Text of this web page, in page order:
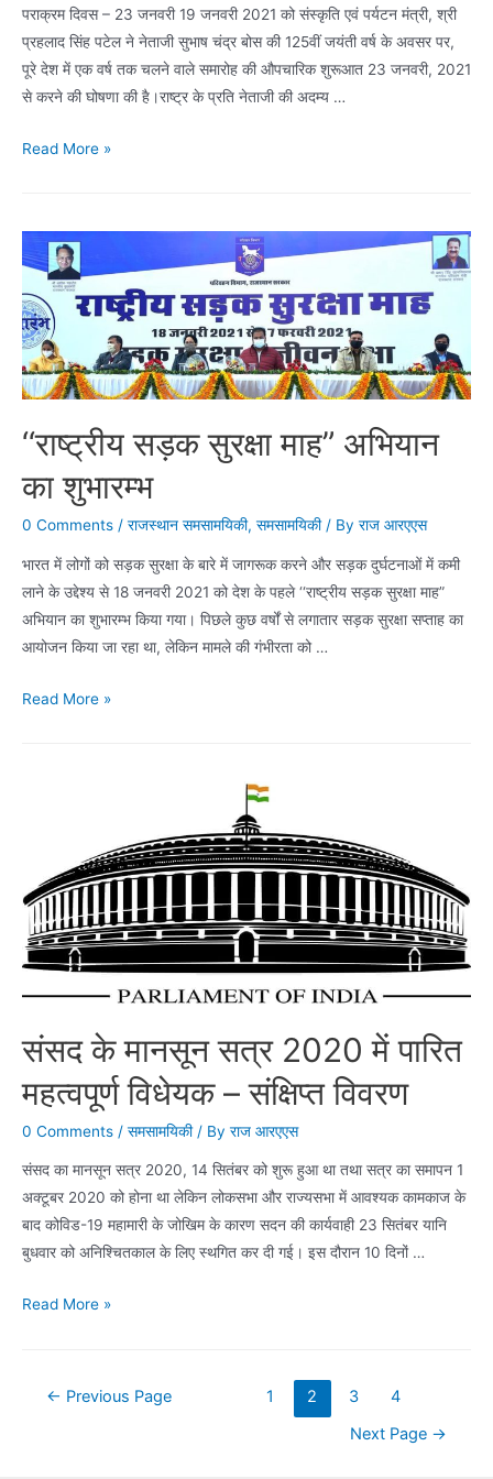
पराक्रम दिवस – 23 जनवरी 19 जनवरी 2021 को संस्कृति एवं पर्यटन मंत्री, श्री
प्रहलाद सिंह पटेल ने नेताजी सुभाष चंद्र बोस की 125वीं जयंती वर्ष के अवसर पर,
पूरे देश में एक वर्ष तक चलने वाले समारोह की औपचारिक शुरूआत 23 जनवरी, 2021
से करने की घोषणा की है।राष्ट्र के प्रति नेताजी की अदम्य …
पराक्रम
23
जनवरी
Read More »
‘‘राष्ट्रीय सड़क सुरक्षा माह” अभियान
का शुभारम्भ
0 Comments / राजस्थान समसामयिकी, समसामयिकी/ By राज आरएएस
भारत में लोगों को सड़क सुरक्षा के बारे में जागरूक करने और सड़क दुर्घटनाओं में कमी
लाने के उद्देश्य से 18 जनवरी 2021 को देश के पहले ‘‘राष्ट्रीय सड़क सुरक्षा माह”
अभियान का शुभारम्भ किया गया। पिछले कुछ वर्षों से लगातार सड़क सुरक्षा सप्ताह का
आयोजन किया जा रहा था, लेकिन मामले की गंभीरता को …
‘‘राष्ट्रीय
Read More »
संसद के मानसून सत्र 2020 में पारित
महत्वपूर्ण विधेयक – संक्षिप्त विवरण
0 Comments / समसामयिकी/ By राज आरएएस
संसद का मानसून सत्र 2020, 14 सितंबर को शुरू हुआ था तथा सत्र का समापन 1
अक्टूबर 2020 को होना था लेकिन लोकसभा और राज्यसभा में आवश्यक कामकाज के
बाद कोविड-19 महामारी के जोखिम के कारण सदन की कार्यवाही 23 सितंबर यानि
बुधवार को अनिश्चितकाल के लिए स्थ​गित कर दी गई। इस दौरान 10 दिनों …
संसद
Read More »
Posts
← Previous Page 1 2 3
4
Next Page →